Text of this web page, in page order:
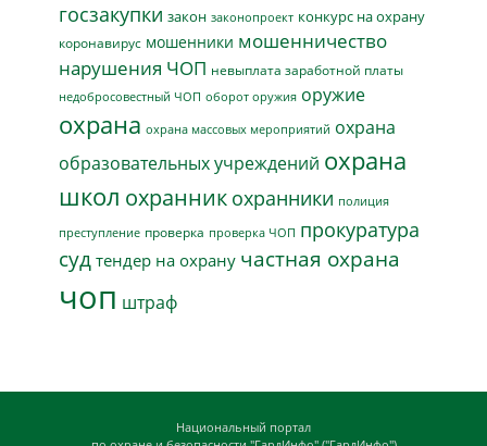
госзакупки закон законопроект конкурс на охрану
коронавирус мошенники мошенничество
нарушения ЧОП невыплата заработной платы
недобросовестный ЧОП оборот оружия оружие
охрана охрана массовых мероприятий охрана
образовательных учреждений охрана
школ охранник охранники полиция
преступление проверка проверка ЧОП прокуратура
суд тендер на охрану частная охрана
чоп штраф
Национальный портал